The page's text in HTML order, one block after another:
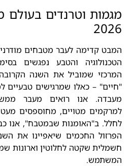
מגמות וטרנדים בעולם
2026
הטכנולוגיה והטבע נפגשים
המרכזי שמוביל את השנה
"חיים" – כאלו שמרגישים טבעיים
מעבדה. אנו רואים מעבר
למרקמים מטויים, מחוספסים מעט,
לחלל. ב"האומנות שבמטבח", אנו
הפרזול החכמים שיאפיינו את
חשמלית שקטה לחלוטין וארונות
המשתמש.